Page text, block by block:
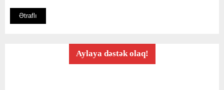
Ətraflı
Aylaya dəstək olaq!